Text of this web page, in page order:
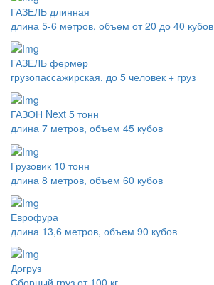
ГАЗЕЛЬ длинная
длина 5-6 метров, объем от 20 до 40 кубов
ГАЗЕЛЬ фермер
грузопассажирская, до 5 человек + груз
ГАЗОН Next 5 тонн
длина 7 метров, объем 45 кубов
Грузовик 10 тонн
длина 8 метров, объем 60 кубов
Еврофура
длина 13,6 метров, объем 90 кубов
Догруз